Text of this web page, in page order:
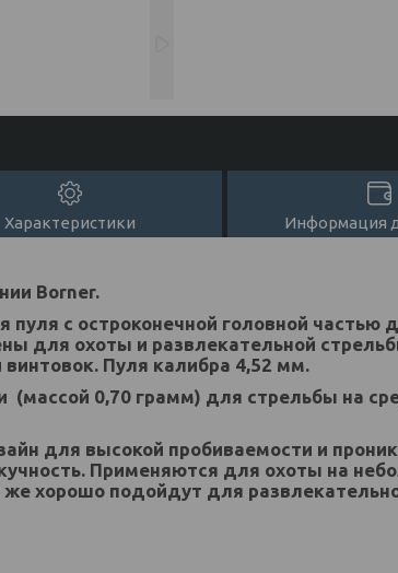
Характеристики Информация
Borner.
с остроконечной головной частью
для охоты и развлекательной
Пуля калибра 4,52 мм.
0,70 грамм) для стрельбы на
для высокой пробиваемости и
Применяются для охоты на
хорошо подойдут для